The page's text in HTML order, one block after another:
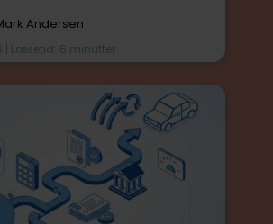
Andersen
| Læsetid: 6 minutter